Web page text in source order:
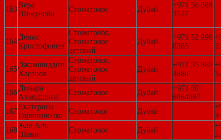
163
Вера
Шикунова
Стоматолог Дубай
+971 56 388
3527
164
Денис
Кристофович
Стоматолог,
Стоматолог
детский
Дубай
+971 52 996
8365
165
Джамшиддин
Хасанов
Стоматолог,
Стоматолог
детский
Дубай
+971 55 365
4880
166
Динара
Ахмедшина
Стоматолог Дубай
+971 50
6964087
167
Екатерина
Горпинченко
Стоматолог Дубай
168
Жак Аль
Шами
Стоматолог Дубай